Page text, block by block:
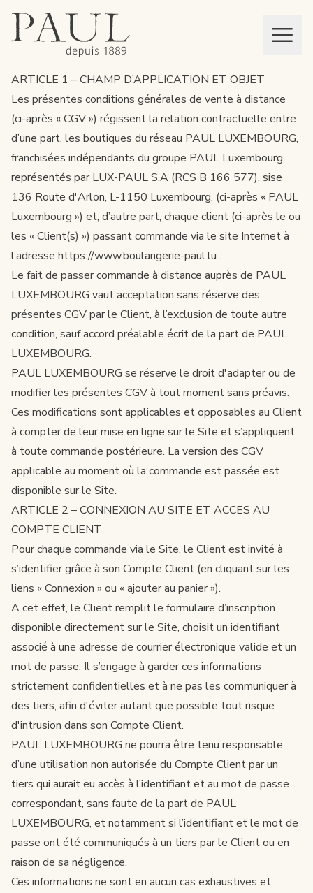
Mon panier
ARTICLE 1 – CHAMP D’APPLICATION ET OBJET
Les présentes conditions générales de vente à distance
(ci-après « CGV ») régissent la relation contractuelle entre
d’une part, les boutiques du réseau PAUL LUXEMBOURG,
franchisées indépendants du groupe PAUL Luxembourg,
représentés par LUX-PAUL S.A (RCS B 166 577), sise
136 Route d'Arlon, L-1150 Luxembourg, (ci-après « PAUL
Luxembourg ») et, d’autre part, chaque client (ci-après le ou
les « Client(s) ») passant commande via le site Internet à
l’adresse https://www.boulangerie-paul.lu .
Le fait de passer commande à distance auprès de PAUL
LUXEMBOURG vaut acceptation sans réserve des
présentes CGV par le Client, à l’exclusion de toute autre
condition, sauf accord préalable écrit de la part de PAUL
LUXEMBOURG.
PAUL LUXEMBOURG se réserve le droit d'adapter ou de
modifier les présentes CGV à tout moment sans préavis.
Ces modifications sont applicables et opposables au Client
à compter de leur mise en ligne sur le Site et s’appliquent
à toute commande postérieure. La version des CGV
applicable au moment où la commande est passée est
disponible sur le Site.
ARTICLE 2 – CONNEXION AU SITE ET ACCES AU
COMPTE CLIENT
Pour chaque commande via le Site, le Client est invité à
s’identifier grâce à son Compte Client (en cliquant sur les
liens «Connexion » ou « ajouter au panier »).
A cet effet, le Client remplit le formulaire d’inscription
disponible directement sur le Site, choisit un identifiant
associé à une adresse de courrier électronique valide et un
mot de passe. Il s’engage à garder ces informations
strictement confidentielles et à ne pas les communiquer à
des tiers, afin d'éviter autant que possible tout risque
d'intrusion dans son Compte Client.
PAUL LUXEMBOURG ne pourra être tenu responsable
d’une utilisation non autorisée du Compte Client par un
tiers qui aurait eu accès à l’identifiant et au mot de passe
correspondant, sans faute de la part de PAUL
LUXEMBOURG, et notamment si l’identifiant et le mot de
passe ont été communiqués à un tiers par le Client ou en
raison de sa négligence.
Ces informations ne sont en aucun cas exhaustives et